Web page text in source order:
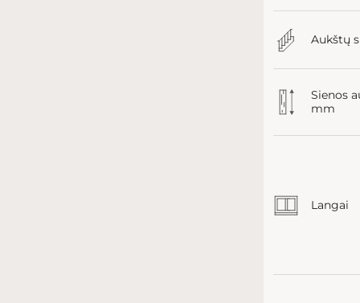
Aukštų
Sienos
mm
Langai